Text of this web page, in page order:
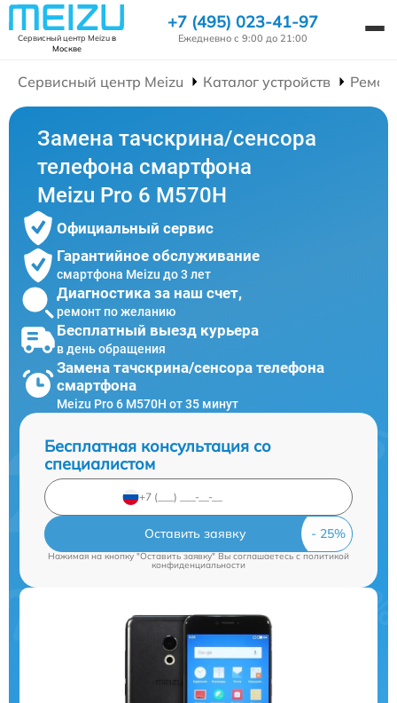
Сервисный центр Meizuв
Москве
+7 (495) 023-41-97
Ежедневно с 9:00 до 21:00
Сервисный центр Meizu Каталог устройств
Замена тачскрина/сенсора
телефона смартфона
Meizu Pro 6 M570H
Официальный сервис
Гарантийное обслуживание
смартфона Meizu до 3 лет
Диагностика за наш счет,
ремонт по желанию
Бесплатный выезд курьера
в день обращения
Замена тачскрина/сенсора телефона
смартфона
Meizu Pro 6 M570H от 35 минут
Бесплатная консультация со
специалистом
Оставить заявку
Нажимая на кнопку "Оставить заявку" Вы соглашаетесь cполитикой
конфиденциальности